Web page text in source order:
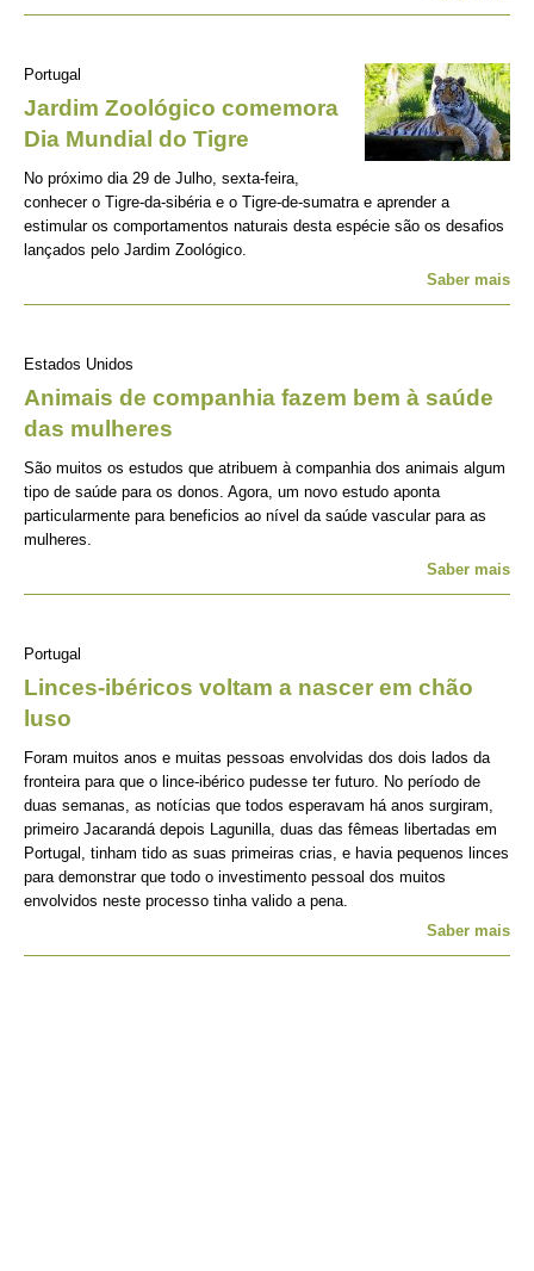
Portugal
Jardim Zoológico comemora
Dia Mundial do Tigre
No próximo dia 29 de Julho, sexta-feira,
conhecer o Tigre-da-sibéria e o Tigre-de-sumatra e aprender a
estimular os comportamentos naturais desta espécie são os desafios
lançados pelo Jardim Zoológico.
Saber mais
Estados Unidos
Animais de companhia fazem bem à saúde
das mulheres
São muitos os estudos que atribuem à companhia dos animais algum
tipo de saúde para os donos. Agora, um novo estudo aponta
particularmente para beneficios ao nível da saúde vascular para as
mulheres.
Saber mais
Portugal
Linces-ibéricos voltam a nascer em chão
luso
Foram muitos anos e muitas pessoas envolvidas dos dois lados da
fronteira para que o lince-ibérico pudesse ter futuro. No período de
duas semanas, as notícias que todos esperavam há anos surgiram,
primeiro Jacarandá depois Lagunilla, duas das fêmeas libertadas em
Portugal, tinham tido as suas primeiras crias, e havia pequenos linces
para demonstrar que todo o investimento pessoal dos muitos
envolvidos neste processo tinha valido a pena.
Saber mais